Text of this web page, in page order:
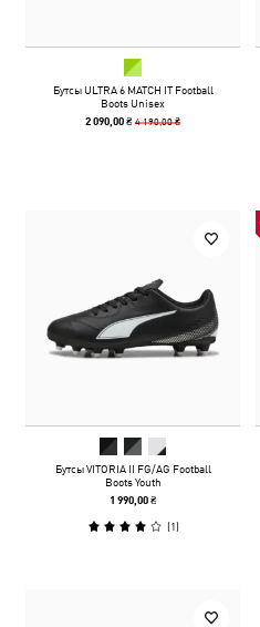
Бутсы ULTRA 6 MATCH IT Football
Boots Unisex
2 090,00 ₴4 190,00 ₴
Бутсы VITORIA II FG/AG Football
Boots Youth
1 990,00 ₴
(1)